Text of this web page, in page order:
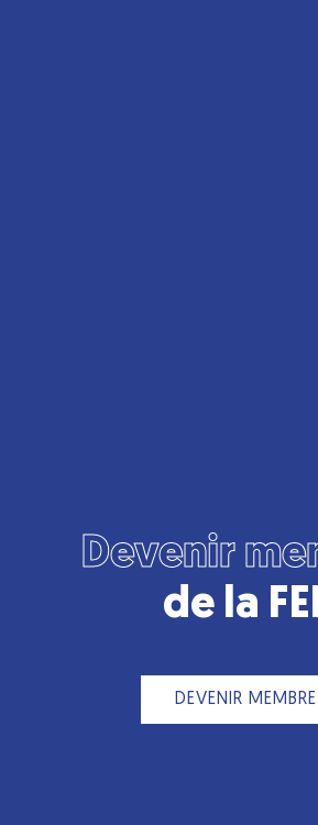
Devenir
de la
DEVENIR MEMBRE